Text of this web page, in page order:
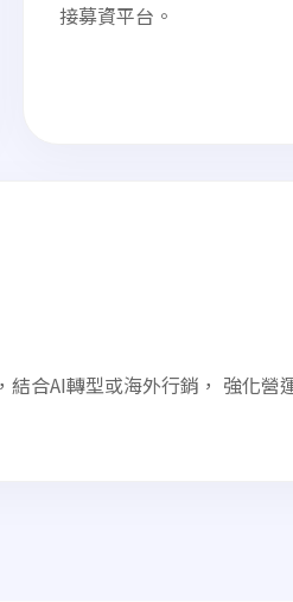
接募資平台。
結合AI轉型或海外行銷， 強化營